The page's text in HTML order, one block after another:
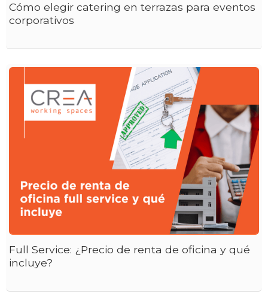
Cómo elegir catering en terrazas para eventos
corporativos
Full Service: ¿Precio de renta de oficina y qué
incluye?